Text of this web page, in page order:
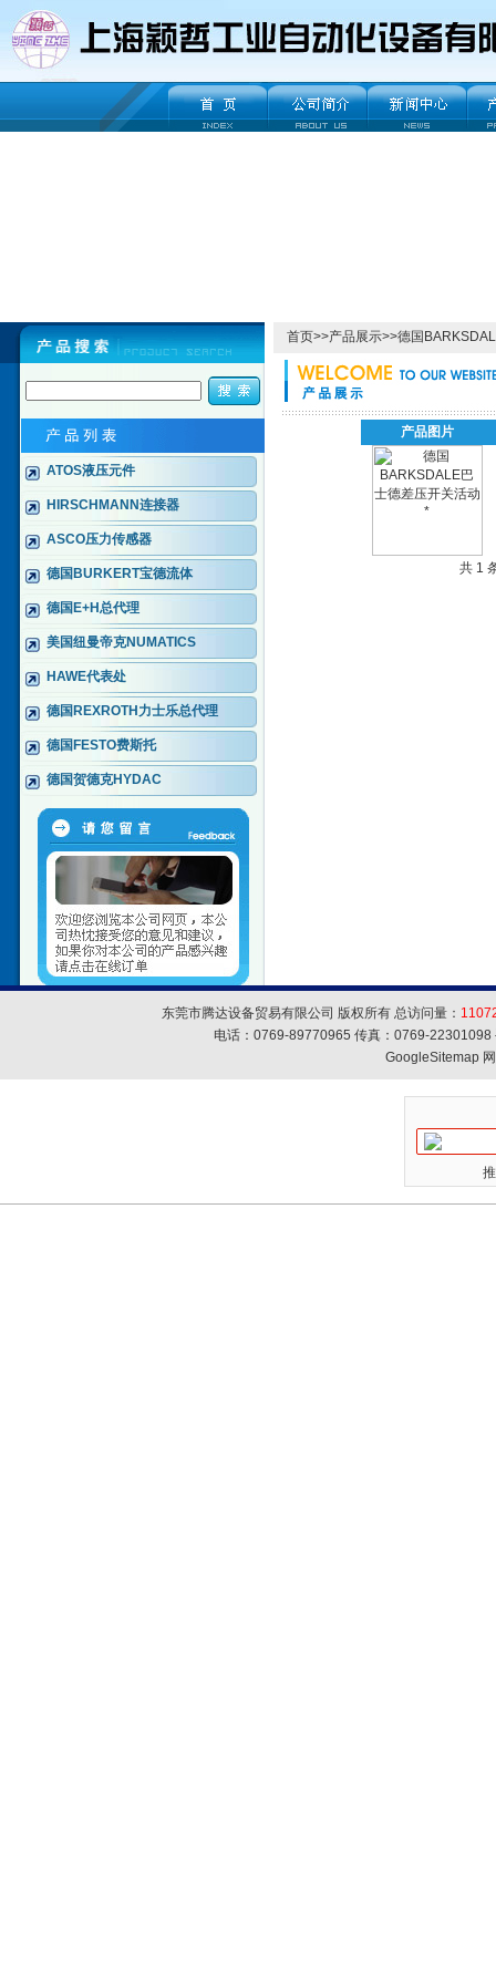
ATOS液压元件
HIRSCHMANN连接器
ASCO压力传感器
德国BURKERT宝德流体
德国E+H总代理
美国纽曼帝克NUMATICS
HAWE代表处
德国REXROTH力士乐总代理
德国FESTO费斯托
德国贺德克HYDAC
首页>>产品展示>>德国
产品图片
共 1
东莞市腾达设备贸易有限公司 版权所有 总访问量：
电话：0769-89770965 传真：0769-
GoogleSitemap网